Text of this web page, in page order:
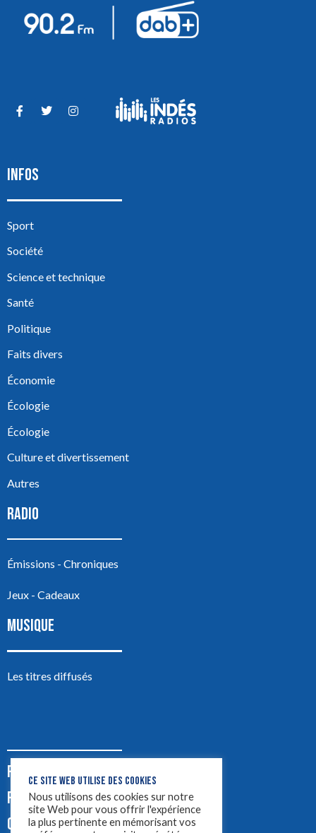
INFOS
Sport
Société
Science et technique
Santé
Politique
Faits divers
Économie
Écologie
Écologie
Culture et divertissement
Autres
RADIO
Émissions - Chroniques
Jeux - Cadeaux
MUSIQUE
Les titres diffusés
PODCASTS
PUB
CONTACT
CE SITE WEB UTILISE DES COOKIES
Nous utilisons des cookies sur notre
site Web pour vous offrir l'expérience
la plus pertinente en mémorisant vos